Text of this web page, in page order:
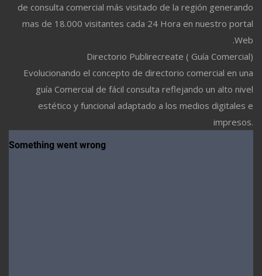
de consulta comercial más visitado de la región generando
mas de 18.000 visitantes cada 24 Hora en nuestro portal
Web.
Directorio Publirecreate ( Guía Comercial)
Evolucionando el concepto de directorio comercial en una
guía Comercial de fácil consulta reflejando un alto nivel
estético y funcional adaptado a los medios digitales e
impresos.